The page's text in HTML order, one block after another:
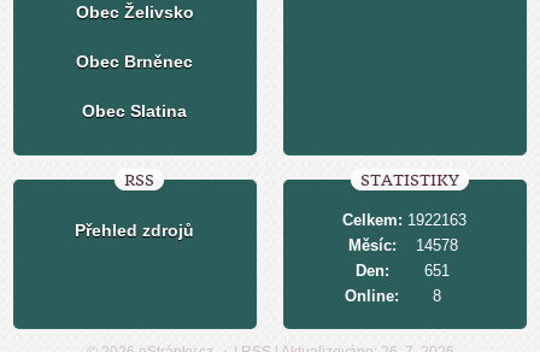
Obec Želivsko
Obec Brněnec
Obec Slatina
RSS
Přehled zdrojů
STATISTIKY
Online: 8
Celkem: 1922163
Měsíc:
14578
Den:
651